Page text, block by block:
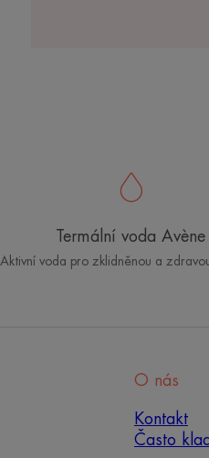
Termální voda Avène
Aktivní voda pro zklidněnou a
O nás
Kontakt
Často